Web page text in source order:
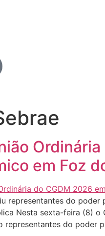
em Foz
representantes do
Nesta sexta-feira (8) o
representantes do poder